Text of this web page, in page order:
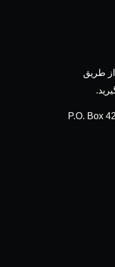
از طریق
P.O. Box